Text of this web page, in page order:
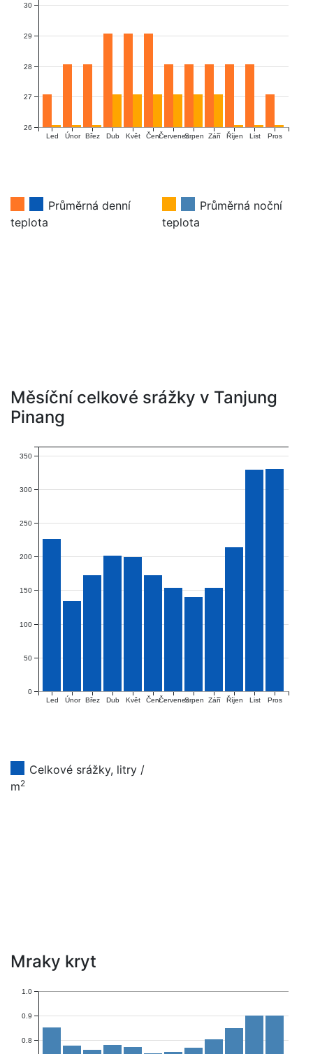
Led Únor Břez Dub Květ ČervČervenecSrpen Září Říjen List Pros
26
27
28
29
30
Průměrná denní
teplota
Průměrná noční
teplota
Měsíční celkové srážky v Tanjung
Pinang
Led Únor Břez Dub Květ ČervČervenecSrpen Září Říjen List Pros
0
50
100
150
200
250
300
350
Celkové srážky, litry /
m2
Mraky kryt
0.8
0.9
1.0